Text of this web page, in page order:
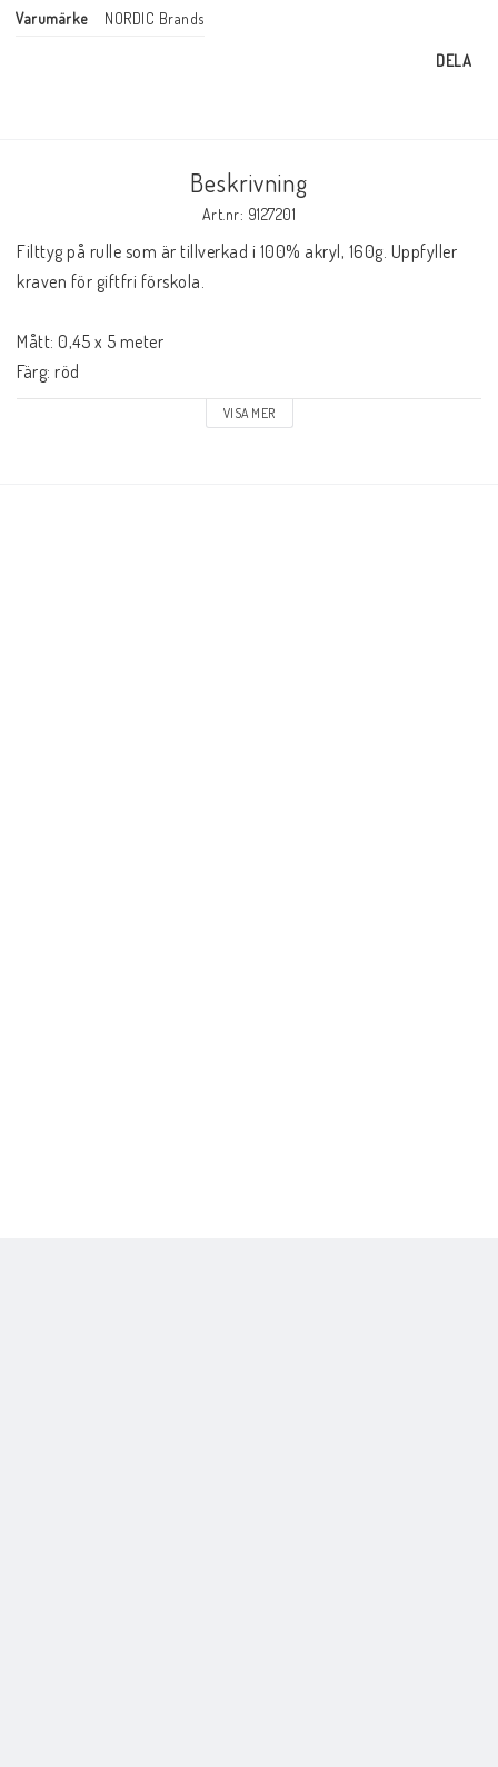
Varumärke NORDIC Brands
DELA
Beskrivning
Art.nr: 9127201
Filttyg på rulle som är tillverkad i 100% akryl, 160g. Uppfyller
kraven för giftfri förskola.
Mått: 0,45 x 5 meter
Färg: röd
VISA MER